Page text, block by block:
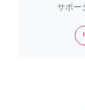
サポー